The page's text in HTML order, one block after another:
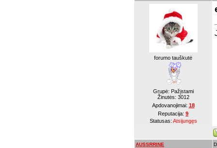
forumo tauškutė
Grupė: Pažįstami
Žinutės: 3012
Apdovanojimai: 18
Reputacija: 9
Statusas: Atsijungęs
AUSSRRINE